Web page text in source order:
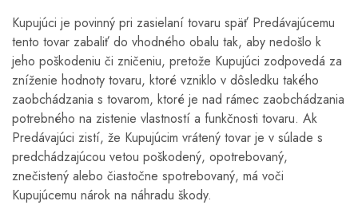
Kupujúci je povinný pri zasielaní tovaru späť Predávajúcemu
tento tovar zabaliť do vhodného obalu tak, aby nedošlo k
jeho poškodeniu či zničeniu, pretože Kupujúci zodpovedá za
zníženie hodnoty tovaru, ktoré vzniklo v dôsledku takého
zaobchádzania s tovarom, ktoré je nad rámec zaobchádzania
potrebného na zistenie vlastností a funkčnosti tovaru. Ak
Predávajúci zistí, že Kupujúcim vrátený tovar je v súlade s
predchádzajúcou vetou poškodený, opotrebovaný,
znečistený alebo čiastočne spotrebovaný, má voči
Kupujúcemu nárok na náhradu škody.